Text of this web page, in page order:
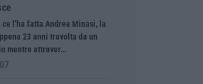
ce l’ha fatta Andrea Minasi, la
23 anni travolta da un
mentre attraver…